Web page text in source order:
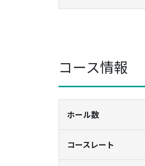
コース情報
ホール数
コースレート